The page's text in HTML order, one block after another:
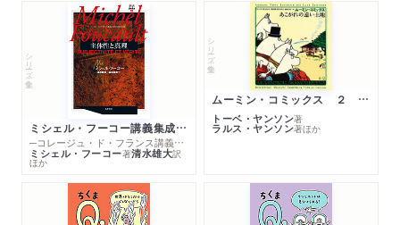
シリーズ・全集
ミシェル・フーコー講義集成１０ 主体性と真理
─コレージュ・ド・フランス講義１９８０－１９８１年度
ミシェル・フーコー著清水雄大訳
ほか
シリーズ・全集
ムーミン・コミックス ２ あこがれの遠い土地
トーベ・ヤンソン著
ラルス・ヤンソン著ほか